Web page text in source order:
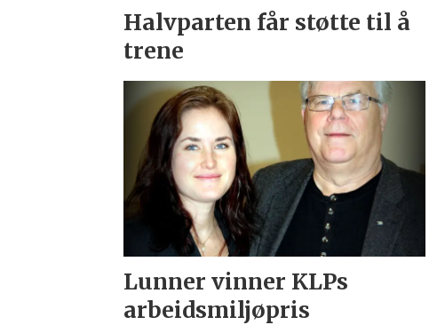
Halvparten får støtte til å
trene
Lunner vinner KLPs
arbeidsmiljøpris